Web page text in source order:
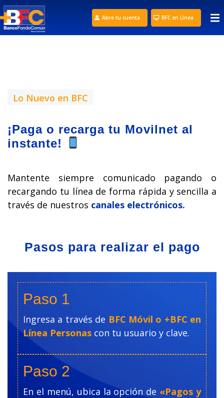
Abre tu cuenta BFC en Línea
Lo Nuevo en BFC
¡Paga o recarga tu Movilnet al
instante!
Mantente siempre comunicado pagando o
recargando tu línea de forma rápida y sencilla a
través de nuestros canales electrónicos.
Pasos para realizar el pago
Paso 1
Ingresa a través de BFC Móvil o +BFC en
Línea Personas con tu usuario y clave.
Paso 2
En el menú, ubica la opción de «Pagos y